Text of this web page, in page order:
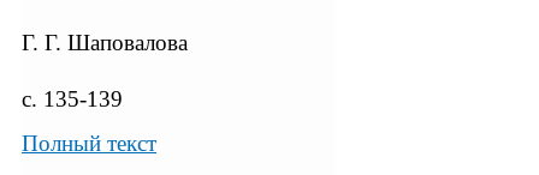
Г. Г. Шаповалова
с. 135-139
Полный текст